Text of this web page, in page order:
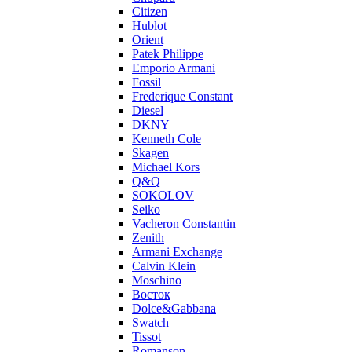
Citizen
Hublot
Orient
Patek Philippe
Emporio Armani
Fossil
Frederique Constant
Diesel
DKNY
Kenneth Cole
Skagen
Michael Kors
Q&Q
SOKOLOV
Seiko
Vacheron Constantin
Zenith
Armani Exchange
Calvin Klein
Moschino
Восток
Dolce&Gabbana
Swatch
Tissot